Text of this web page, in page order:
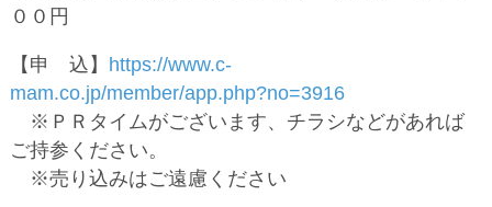
００円
【申 込】 https://www.c-
mam.co.jp/member/app.php?no=3916
※ＰＲタイムがございます、チラシなどがあれば
ご持参ください。
※売り込みはご遠慮ください